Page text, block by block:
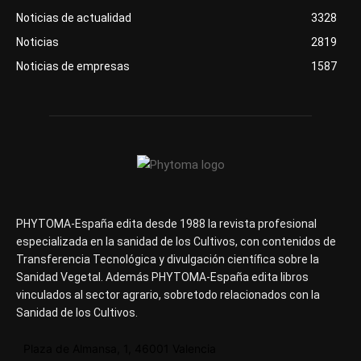
Noticias de actualidad
3328
Noticias
2819
Noticias de empresas
1587
PHYTOMA-España edita desde 1988 la revista profesional
especializada en la sanidad de los Cultivos, con contenidos de
Transferencia Tecnológica y divulgación científica sobre la
Sanidad Vegetal. Además PHYTOMA-España edita libros
vinculados al sector agrario, sobretodo relacionados con la
Sanidad de los Cultivos.